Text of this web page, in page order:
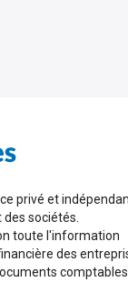
privé et
sociétés.
toute l'information
des